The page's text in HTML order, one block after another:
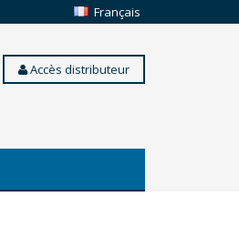
Français
Accès distributeur